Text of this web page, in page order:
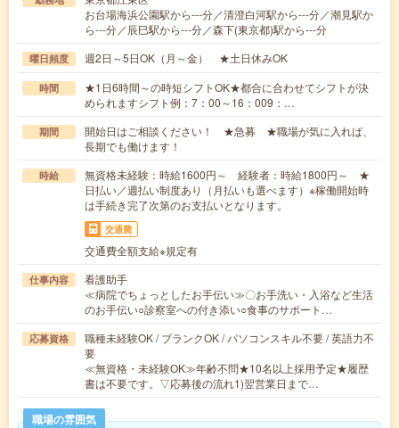
お台場海浜公園駅から---分／清澄白河駅から---分／潮見駅か
ら---分／辰巳駅から---分／森下(東京都)駅から---分
曜日頻度 週2日～5日OK（月～金） ★土日休みOK
時間
★1日6時間～の時短シフトOK★都合に合わせてシフトが決
められますシフト例：7：00～16：009：…
期間
開始日はご相談ください！ ★急募 ★職場が気に入れば、
長期でも働けます！
時給
無資格未経験：時給1600円～ 経験者：時給1800円～ ★
日払い／週払い制度あり（月払いも選べます）※稼働開始時
は手続き完了次第のお支払いとなります。
交通費
交通費全額支給※規定有
仕事内容
看護助手
≪病院でちょっとしたお手伝い≫〇お手洗い・入浴など生活
のお手伝い○診察室への付き添い○食事のサポート…
応募資格
職種未経験OK / ブランクOK / パソコンスキル不要 / 英語力不
要
≪無資格・未経験OK≫年齢不問★10名以上採用予定★履歴
書は不要です。▽応募後の流れ1)翌営業日まで…
職場の雰囲気